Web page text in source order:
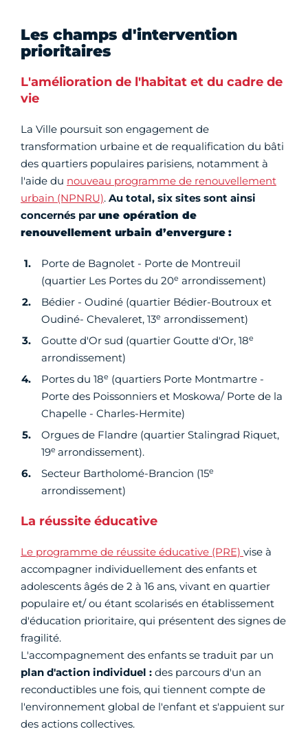
Les champs d'intervention
prioritaires
L'amélioration de l'habitat et du cadre de
vie
La Ville poursuit son engagement de
transformation urbaine et de requalification du bâti
des quartiers populaires parisiens, notamment à
l'aide du nouveau programme de renouvellement
urbain (NPNRU). Au total, six sites sont ainsi
concernés parune opération de
renouvellement urbain d’envergure :
Porte de Bagnolet - Porte de Montreuil
(quartier Les Portes du 20e arrondissement)
Bédier - Oudiné (quartier Bédier-Boutroux et
Oudiné- Chevaleret, 13e arrondissement)
Goutte d'Or sud (quartier Goutte d'Or, 18e
arrondissement)
Portes du 18e (quartiers Porte Montmartre -
Porte des Poissonniers et Moskowa/ Porte de la
Chapelle - Charles-Hermite)
Orgues de Flandre (quartier Stalingrad Riquet,
19e arrondissement).
Secteur Bartholomé-Brancion (15e
arrondissement)
La réussite éducative
Le programme de réussite éducative (PRE) vise à
accompagner individuellement des enfants et
adolescents âgés de 2 à 16 ans, vivant en quartier
populaire et/ ou étant scolarisés en établissement
d'éducation prioritaire, qui présentent des signes de
fragilité.
L'accompagnement des enfants se traduit par un
plan d'action individuel : des parcours d'un an
reconductibles une fois, qui tiennent compte de
l'environnement global de l'enfant et s'appuient sur
des actions collectives.